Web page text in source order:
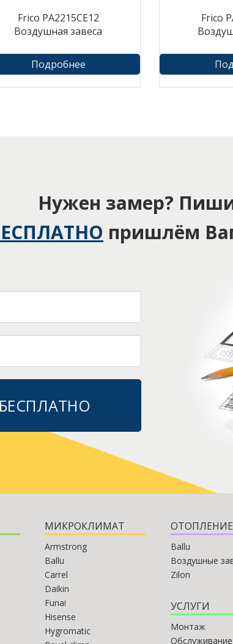
Frico PA2215CE12
Воздушная завеса
Подробнее
Frico
Нужен замер?
пришлём
МИКРОКЛИМАТ
Armstrong
Ballu
Carrel
Daikin
Funai
Hisense
Hygromatic
ОТОПЛЕНИЕ
Ballu
Воздушные
Zilon
УСЛУГИ
Монтаж
Обслуживание